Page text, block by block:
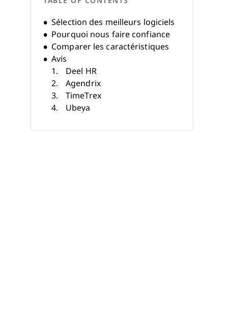
Sélection des meilleurs logiciels
Pourquoi nous faire confiance
Comparer les caractéristiques
Avis
Deel HR
Agendrix
TimeTrex
Ubeya
ChartHop